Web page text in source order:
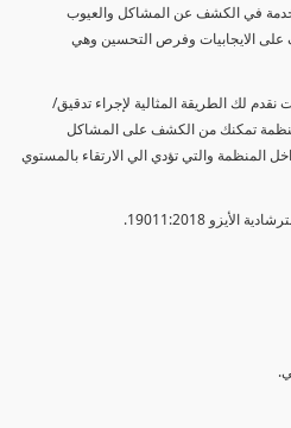
في الكشف عن المشاكل والعيوب
على الايجابيات وفرص التحسين وهي
لك الطريقة المثالية لإجراء تدقيق/
تمكنك من الكشف على المشاكل
المنظمة والتي تؤدي الي الارتقاء بالمستوي
19011:2018.